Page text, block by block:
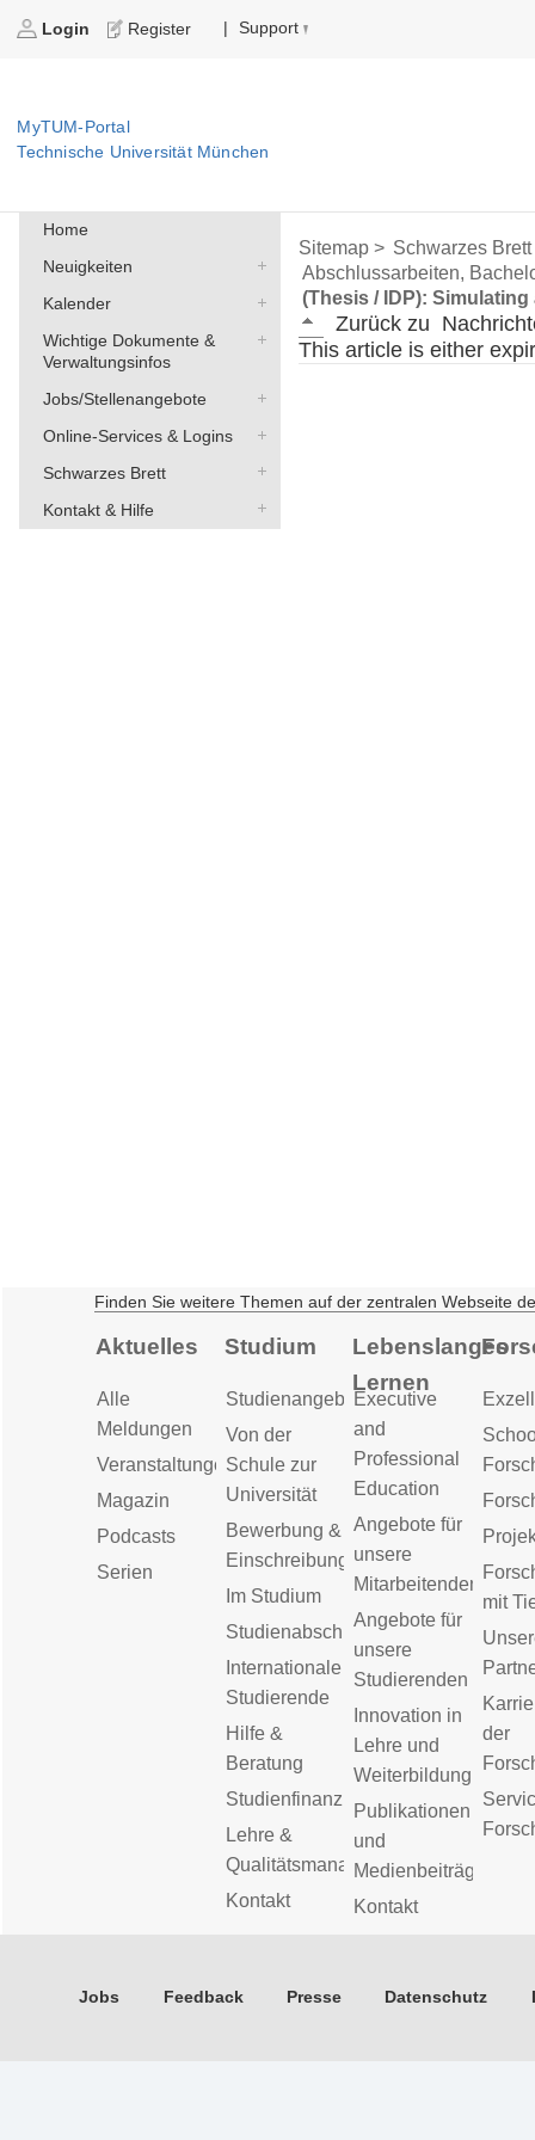
Login Register | Support
MyTUM-Portal
Technische Universität München
Home
Neuigkeiten
Kalender
Wichtige Dokumente &
Verwaltungsinfos
Jobs/Stellenangebote
Online-Services & Logins
Schwarzes Brett
Kontakt & Hilfe
Sitemap > Schwarzes Brett
Abschlussarbeiten,
(Thesis / IDP):
Zurück zu
This article is either
Finden Sie weitere Themen auf der zentralen Webseite
Aktuelles
Alle
Meldungen
Veranstaltungen
Magazin
Podcasts
Serien
Studium
Studienangebot
Von der
Schule zur
Universität
Bewerbung &
Einschreibung
Im Studium
Studienabschluss
Internationale
Studierende
Hilfe &
Beratung
Studienfinanzierung
Lehre &
Qualitätsmanagement
Kontakt
Lebenslanges
Lernen
Executive
and
Professional
Education
Angebote für
unsere
Mitarbeitenden
Angebote für
unsere
Studierenden
Innovation in
Lehre und
Weiterbildung
Publikationen
und
Medienbeiträge
Kontakt
mit
der
Jobs Feedback Presse Datenschutz